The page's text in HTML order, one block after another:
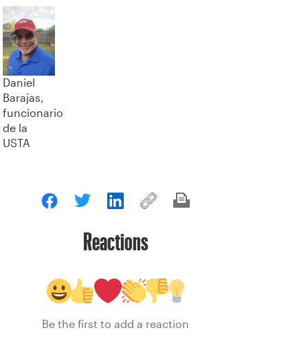
Daniel
Barajas,
funcionario
de la
USTA
Reactions
Be the first to add a reaction